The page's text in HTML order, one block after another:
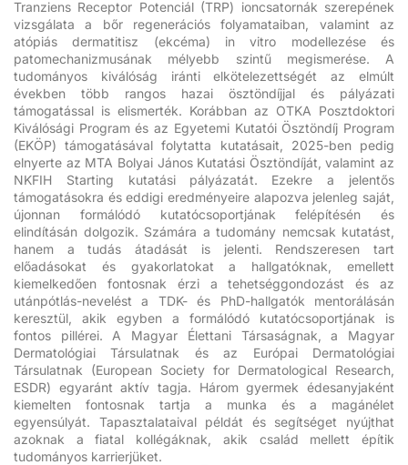
Tranziens Receptor Potenciál (TRP) ioncsatornák szerepének
vizsgálata a bőr regenerációs folyamataiban, valamint az
atópiás dermatitisz (ekcéma) in vitro modellezése és
patomechanizmusának mélyebb szintű megismerése. A
tudományos kiválóság iránti elkötelezettségét az elmúlt
években több rangos hazai ösztöndíjjal és pályázati
támogatással is elismerték. Korábban az OTKA Posztdoktori
Kiválósági Program és az Egyetemi Kutatói Ösztöndíj Program
(EKÖP) támogatásával folytatta kutatásait, 2025-ben pedig
elnyerte az MTA Bolyai János Kutatási Ösztöndíját, valamint az
NKFIH Starting kutatási pályázatát. Ezekre a jelentős
támogatásokra és eddigi eredményeire alapozva jelenleg saját,
újonnan formálódó kutatócsoportjának felépítésén és
elindításán dolgozik. Számára a tudomány nemcsak kutatást,
hanem a tudás átadását is jelenti. Rendszeresen tart
előadásokat és gyakorlatokat a hallgatóknak, emellett
kiemelkedően fontosnak érzi a tehetséggondozást és az
utánpótlás-nevelést a TDK- és PhD-hallgatók mentorálásán
keresztül, akik egyben a formálódó kutatócsoportjának is
fontos pillérei. A Magyar Élettani Társaságnak, a Magyar
Dermatológiai Társulatnak és az Európai Dermatológiai
Társulatnak (European Society for Dermatological Research,
ESDR) egyaránt aktív tagja. Három gyermek édesanyjaként
kiemelten fontosnak tartja a munka és a magánélet
egyensúlyát. Tapasztalataival példát és segítséget nyújthat
azoknak a fiatal kollégáknak, akik család mellett építik
tudományos karrierjüket.